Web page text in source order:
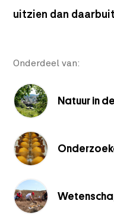
uitzien dan
Onderdeel van:
Natuur in